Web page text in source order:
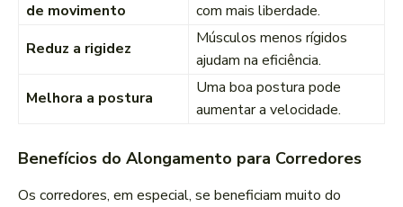
de movimento
com mais liberdade.
Reduz a rigidez
Músculos menos rígidos
ajudam na eficiência.
Melhora a postura
Uma boa postura pode
aumentar a velocidade.
Benefícios do Alongamento para Corredores
Os corredores, em especial, se beneficiam muito do